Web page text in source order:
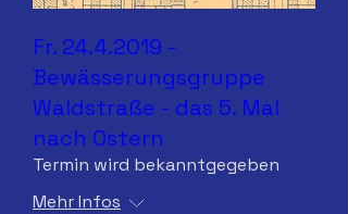
Fr. 24.4.2019 -
Bewässerungsgruppe
Waldstraße - das 5. Mal
nach Ostern
Termin wird bekanntgegeben
Mehr Infos